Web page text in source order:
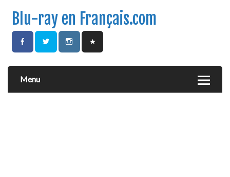
Blu-ray en Français.com
Menu